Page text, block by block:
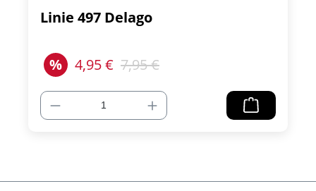
Linie 497 Delago
% 4,95 € 7,95 €